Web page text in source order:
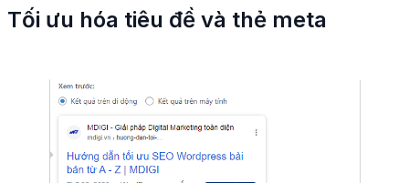
Tối ưu hóa tiêu đề và thẻ meta